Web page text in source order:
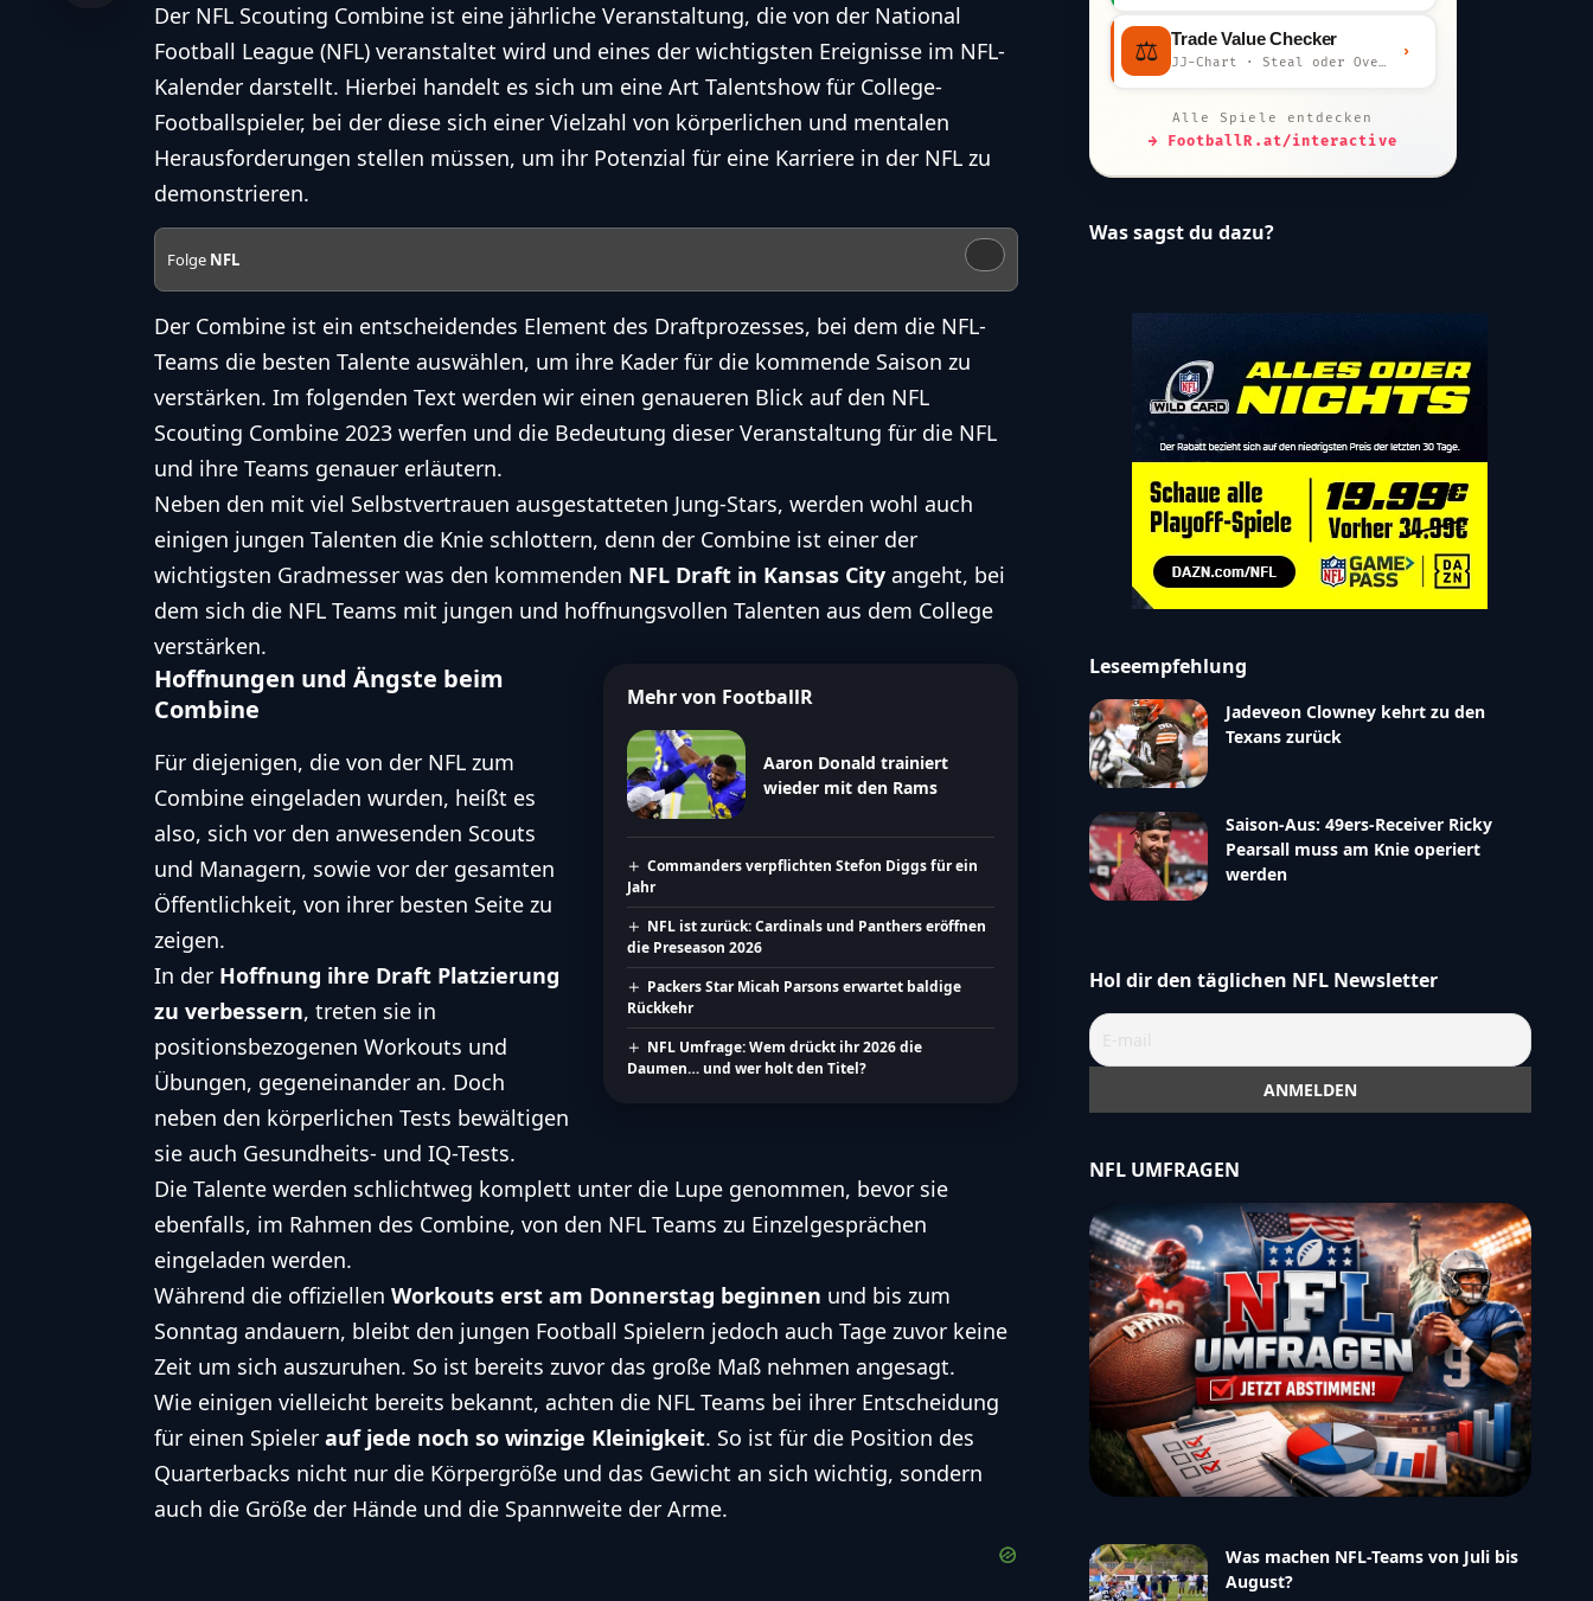
Der NFL Scouting Combine ist eine jährliche Veranstaltung, die von der National
Football League (NFL) veranstaltet wird und eines der wichtigsten Ereignisse im NFL-
Kalender darstellt. Hierbei handelt es sich um eine Art Talentshow für College-
Footballspieler, bei der diese sich einer Vielzahl von körperlichen und mentalen
Herausforderungen stellen müssen, um ihr Potenzial für eine Karriere in der NFL zu
demonstrieren.
Folge NFL
Der Combine ist ein entscheidendes Element des Draftprozesses, bei dem die NFL-
Teams die besten Talente auswählen, um ihre Kader für die kommende Saison zu
verstärken. Im folgenden Text werden wir einen genaueren Blick auf den NFL
Scouting Combine 2023 werfen und die Bedeutung dieser Veranstaltung für die NFL
und ihre Teams genauer erläutern.
Neben den mit viel Selbstvertrauen ausgestatteten Jung-Stars, werden wohl auch
einigen jungen Talenten die Knie schlottern, denn der Combine ist einer der
wichtigsten Gradmesser was den kommenden NFL Draft in Kansas City angeht, bei
dem sich die NFL Teams mit jungen und hoffnungsvollen Talenten aus dem College
verstärken.
Mehr von FootballR
Aaron Donald trainiert
wieder mit den Rams
Commanders verpflichten Stefon Diggs für ein
Jahr
NFL ist zurück: Cardinals und Panthers eröffnen
die Preseason 2026
Packers Star Micah Parsons erwartet baldige
Rückkehr
NFL Umfrage: Wem drückt ihr 2026 die
Daumen… und wer holt den Titel?
Hoffnungen und Ängste beim
Combine
Für diejenigen, die von der NFL zum
Combine eingeladen wurden, heißt es
also, sich vor den anwesenden Scouts
und Managern, sowie vor der gesamten
Öffentlichkeit, von ihrer besten Seite zu
zeigen.
In der Hoffnung ihre Draft Platzierung
zu verbessern, treten sie in
positionsbezogenen Workouts und
Übungen, gegeneinander an. Doch
neben den körperlichen Tests bewältigen
sie auch Gesundheits- und IQ-Tests.
Die Talente werden schlichtweg komplett unter die Lupe genommen, bevor sie
ebenfalls, im Rahmen des Combine, von den NFL Teams zu Einzelgesprächen
eingeladen werden.
Während die offiziellen Workouts erst am Donnerstag beginnen und bis zum
Sonntag andauern, bleibt den jungen Football Spielern jedoch auch Tage zuvor keine
Zeit um sich auszuruhen. So ist bereits zuvor das große Maß nehmen angesagt.
Wie einigen vielleicht bereits bekannt, achten die NFL Teams bei ihrer Entscheidung
für einen Spieler auf jede noch so winzige Kleinigkeit. So ist für die Position des
Quarterbacks nicht nur die Körpergröße und das Gewicht an sich wichtig, sondern
auch die Größe der Hände und die Spannweite der Arme.
⚖️ Trade Value Checker
JJ-Chart · Steal oder Overpay?
›
Alle Spiele entdecken
→ FootballR.at/interactive
Was sagst du dazu?
Leseempfehlung
Jadeveon Clowney kehrt zu den
Texans zurück
Saison-Aus: 49ers-Receiver Ricky
Pearsall muss am Knie operiert
werden
Hol dir den täglichen NFL Newsletter
NFL UMFRAGEN
Was machen NFL-Teams von Juli bis
August?